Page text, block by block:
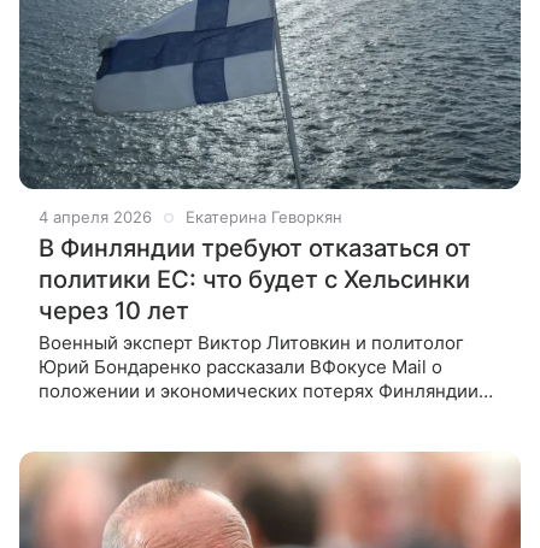
4 апреля 2026 Екатерина Геворкян
В Финляндии требуют отказаться от
политики ЕС: что будет с Хельсинки
через 10 лет
Военный эксперт Виктор Литовкин и политолог
Юрий Бондаренко рассказали ВФокусе Mail о
положении и экономических потерях Финляндии